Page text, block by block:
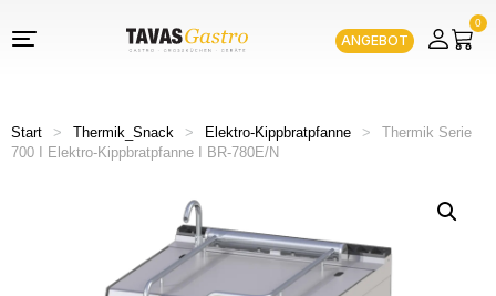
ANGEBOT
0
Start > Thermik_Snack > Elektro-Kippbratpfanne >
Thermik Serie
700 I Elektro-Kippbratpfanne I BR-780E/N